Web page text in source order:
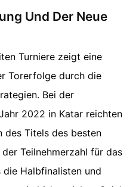
Und Der Neue
Turniere zeigt eine
Torerfolge durch die
Bei der
2022 in Katar reichten
des Titels des besten
Teilnehmerzahl für das
Halbfinalisten und